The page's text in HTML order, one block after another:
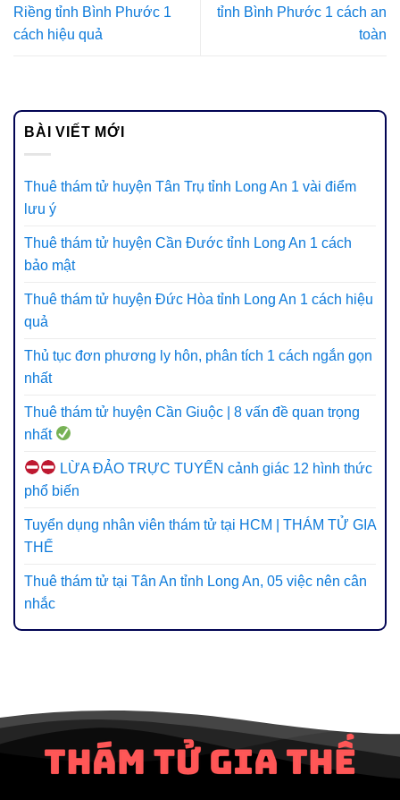
Riềng tỉnh Bình Phước 1
cách hiệu quả
tỉnh Bình Phước 1 cách an
toàn
BÀI VIẾT MỚI
Thuê thám tử huyện Tân Trụ tỉnh Long An 1 vài điểm
lưu ý
Thuê thám tử huyện Cần Đước tỉnh Long An 1 cách
bảo mật
Thuê thám tử huyện Đức Hòa tỉnh Long An 1 cách hiệu
quả
Thủ tục đơn phương ly hôn, phân tích 1 cách ngắn gọn
nhất
Thuê thám tử huyện Cần Giuộc | 8 vấn đề quan trọng
nhất
LỪA ĐẢO TRỰC TUYẾN cảnh giác 12 hình thức
phổ biến
Tuyển dụng nhân viên thám tử tại HCM | THÁM TỬ GIA
THẾ
Thuê thám tử tại Tân An tỉnh Long An, 05 việc nên cân
nhắc